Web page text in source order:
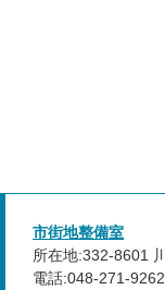
市街地整備室
所在地:332-8601
電話:048-271-